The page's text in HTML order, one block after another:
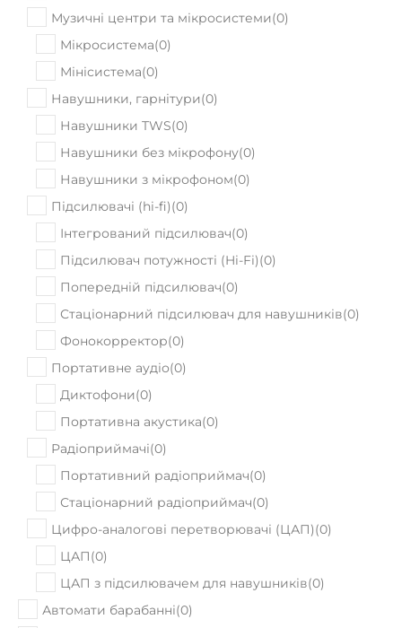
Музичні центри та мікросистеми(0)
Мікросистема(0)
Мінісистема(0)
Навушники, гарнітури(0)
Навушники TWS(0)
Навушники без мікрофону(0)
Навушники з мікрофоном(0)
Підсилювачі (hi-fi)(0)
Інтегрований підсилювач(0)
Підсилювач потужності (Hi-Fi)(0)
Попередній підсилювач(0)
Стаціонарний підсилювач для навушників(0)
Фонокорректор(0)
Портативне аудіо(0)
Диктофони(0)
Портативна акустика(0)
Радіоприймачі(0)
Портативний радіоприймач(0)
Стаціонарний радіоприймач(0)
Цифро-аналогові перетворювачі (ЦАП)(0)
ЦАП(0)
ЦАП з підсилювачем для навушників(0)
Автомати барабанні(0)